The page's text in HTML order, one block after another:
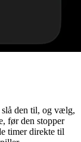
den til, og vælg,
før den stopper
timer direkte til